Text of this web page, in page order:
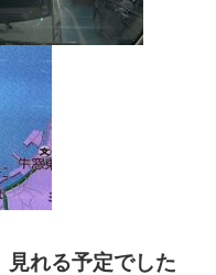
見れる予定でした